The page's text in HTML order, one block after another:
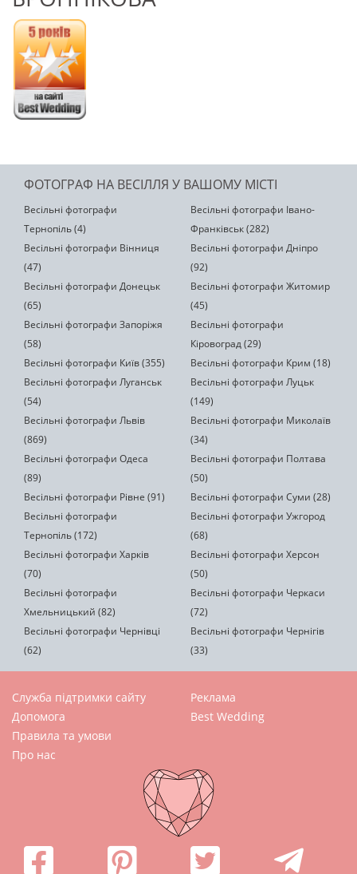
ФОТОГРАФ НА ВЕСІЛЛЯ У ВАШОМУ МІСТІ
Весільні фотографи
Тернопіль (4)
Весільні фотографи Івано-
Франківськ (282)
Весільні фотографи Вінниця
(47)
Весільні фотографи Дніпро
(92)
Весільні фотографи Донецьк
(65)
Весільні фотографи Житомир
(45)
Весільні фотографи Запоріжя
(58)
Весільні фотографи
Кіровоград (29)
Весільні фотографи Київ (355)
Весільні фотографи Крим (18)
Весільні фотографи Луганськ
(54)
Весільні фотографи Луцьк
(149)
Весільні фотографи Львів
(869)
Весільні фотографи Миколаїв
(34)
Весільні фотографи Одеса
(89)
Весільні фотографи Полтава
(50)
Весільні фотографи Рівне (91)
Весільні фотографи Суми (28)
Весільні фотографи
Тернопіль (172)
Весільні фотографи Ужгород
(68)
Весільні фотографи Харків
(70)
Весільні фотографи Херсон
(50)
Весільні фотографи
Хмельницький (82)
Весільні фотографи Черкаси
(72)
Весільні фотографи Чернівці
(62)
Весільні фотографи Чернігів
(33)
Служба підтримки сайту
Допомога
Правила та умови
Про нас
Реклама
Best Wedding